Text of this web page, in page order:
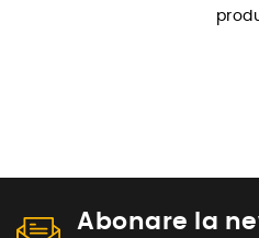
Abonare la